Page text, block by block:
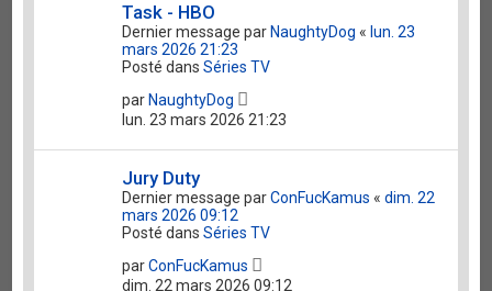
Task - HBO
Dernier message par NaughtyDog « lun. 23
mars 2026 21:23
Posté dansSéries TV
par NaughtyDog
lun. 23 mars 2026 21:23
Jury Duty
Dernier message parConFucKamus «dim. 22
mars 2026 09:12
Posté dansSéries TV
parConFucKamus
dim. 22 mars 2026 09:12